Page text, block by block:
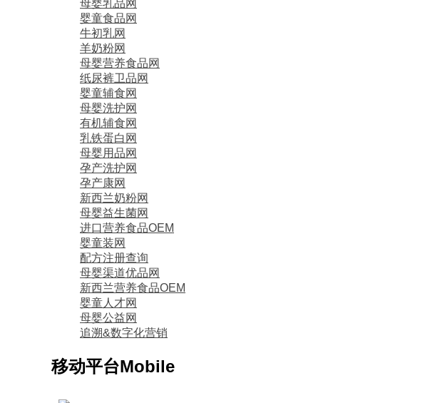
母婴乳品网
婴童食品网
牛初乳网
羊奶粉网
母婴营养食品网
纸尿裤卫品网
婴童辅食网
母婴洗护网
有机辅食网
乳铁蛋白网
母婴用品网
孕产洗护网
孕产康网
新西兰奶粉网
母婴益生菌网
进口营养食品OEM
婴童装网
配方注册查询
母婴渠道优品网
新西兰营养食品OEM
婴童人才网
母婴公益网
追溯&数字化营销
移动平台Mobile